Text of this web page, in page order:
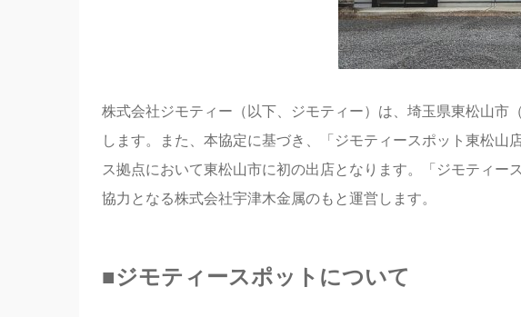
株式会社ジモティー（以下、ジモティー）は、埼玉県東松山
します。また、本協定に基づき、「ジモティースポット東松
ス拠点において東松山市に初の出店となります。「ジモティ
協力となる株式会社宇津木金属のもと運営します。
■ジモティースポットについて